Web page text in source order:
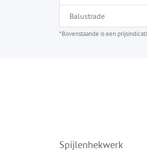
Balustrade
*Bovenstaande is een
Spijlenhekwerk